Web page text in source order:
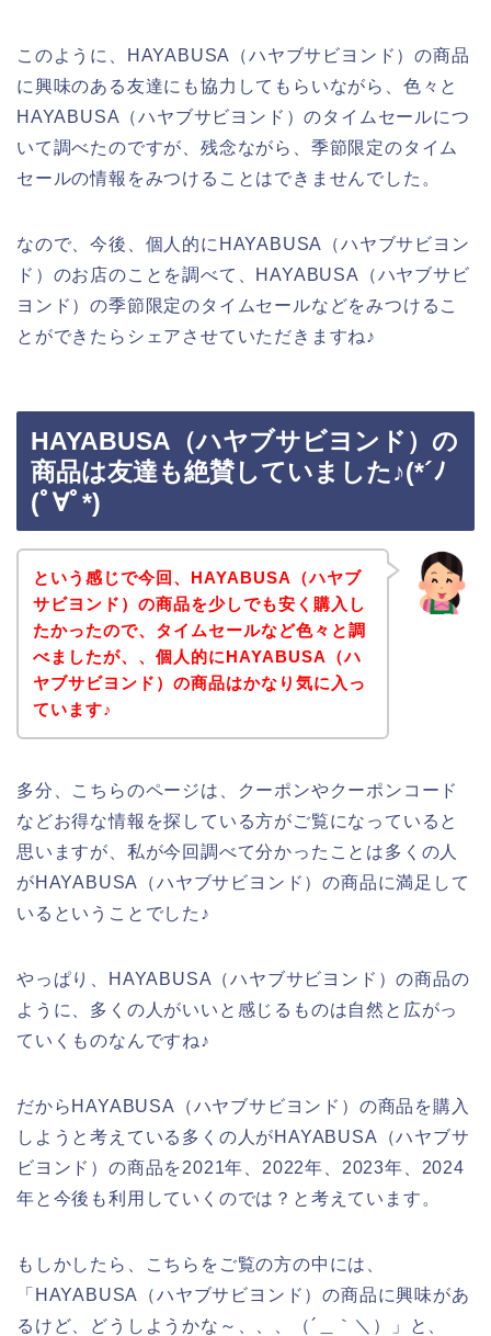
このように、HAYABUSA（ハヤブサビヨンド）の商品
に興味のある友達にも協力してもらいながら、色々と
HAYABUSA（ハヤブサビヨンド）のタイムセールにつ
いて調べたのですが、残念ながら、季節限定のタイム
セールの情報をみつけることはできませんでした。
なので、今後、個人的にHAYABUSA（ハヤブサビヨン
ド）のお店のことを調べて、HAYABUSA（ハヤブサビ
ヨンド）の季節限定のタイムセールなどをみつけるこ
とができたらシェアさせていただきますね♪
HAYABUSA（ハヤブサビヨンド）の
商品は友達も絶賛していました♪(*´ﾉ
(ﾟ∀ﾟ*)
という感じで今回、HAYABUSA（ハヤブ
サビヨンド）の商品を少しでも安く購入し
たかったので、タイムセールなど色々と調
べましたが、、個人的にHAYABUSA（ハ
ヤブサビヨンド）の商品はかなり気に入っ
ています♪
多分、こちらのページは、クーポンやクーポンコード
などお得な情報を探している方がご覧になっていると
思いますが、私が今回調べて分かったことは多くの人
がHAYABUSA（ハヤブサビヨンド）の商品に満足して
いるということでした♪
やっぱり、HAYABUSA（ハヤブサビヨンド）の商品の
ように、多くの人がいいと感じるものは自然と広がっ
ていくものなんですね♪
だからHAYABUSA（ハヤブサビヨンド）の商品を購入
しようと考えている多くの人がHAYABUSA（ハヤブサ
ビヨンド）の商品を2021年、2022年、2023年、2024
年と今後も利用していくのでは？と考えています。
もしかしたら、こちらをご覧の方の中には、
「HAYABUSA（ハヤブサビヨンド）の商品に興味があ
るけど、どうしようかな～、、、（´＿｀＼）」と、